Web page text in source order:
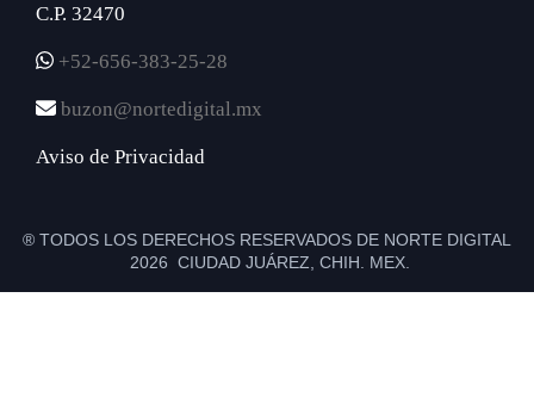
C.P. 32470
+52-656-383-25-28
buzon@nortedigital.mx
Aviso de Privacidad
® TODOS LOS DERECHOS RESERVADOS DE NORTE DIGITAL
2026 CIUDAD JUÁREZ, CHIH. MEX.